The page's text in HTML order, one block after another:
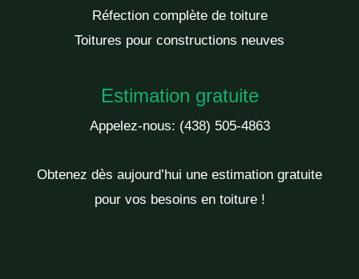
Réfection complète de toiture
Toitures pour constructions neuves
Estimation gratuite
Appelez-nous: (438) 505-4863
Obtenez dès aujourd’hui une estimation gratuite
pour vos besoins en toiture !